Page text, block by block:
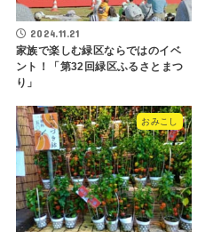
2024.11.21
家族で楽しむ緑区ならではのイベ
ント！「第32回緑区ふるさとまつ
り」
おみこし